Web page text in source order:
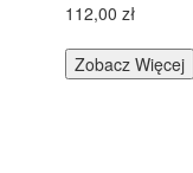
112,00 zł
Zobacz Więcej